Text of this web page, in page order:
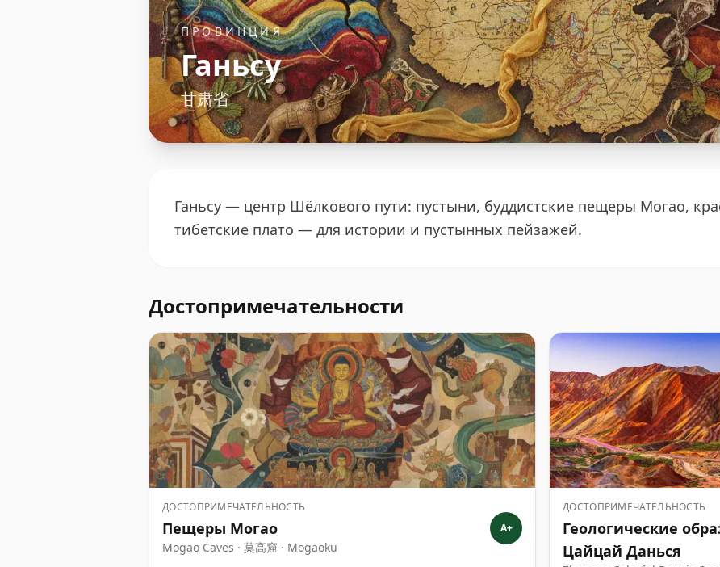
ПРОВИНЦИЯ
Ганьсу
甘肃省
Ганьсу — центр Шёлкового пути: пустыни, буддистские пещеры Могао,
тибетские плато — для истории и пустынных пейзажей.
Достопримечательности
ДОСТОПРИМЕЧАТЕЛЬНОСТЬ
Пещеры Могао
Mogao Caves · 莫高窟 · Mogaoku
A+
ДОСТОПРИМЕЧАТЕЛЬНОСТЬ
Геологические
Цайцай Данься